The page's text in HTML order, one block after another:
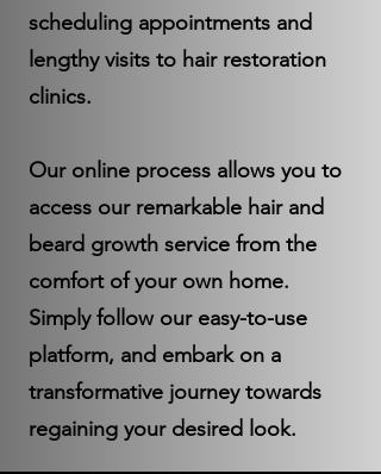
scheduling appointments and
lengthy visits to hair restoration
clinics.
Our online process allows you to
access our remarkable hair and
beard growth service from the
comfort of your own home.
Simply follow our easy-to-use
platform, and embark on a
transformative journey towards
regaining your desired look.